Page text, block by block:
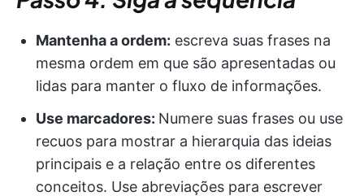
Mantenha a ordem: escreva suas frases na
mesma ordem em que são apresentadas ou
lidas para manter o fluxo de informações.
Use marcadores: Numere suas frases ou use
recuos para mostrar a hierarquia das ideias
principais e a relação entre os diferentes
conceitos. Use abreviações para escrever